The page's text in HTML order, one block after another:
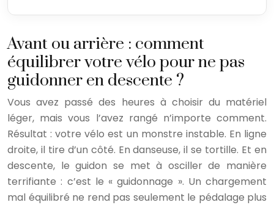
Avant ou arrière : comment
équilibrer votre vélo pour ne pas
guidonner en descente ?
Vous avez passé des heures à choisir du matériel
léger, mais vous l’avez rangé n’importe comment.
Résultat : votre vélo est un monstre instable. En ligne
droite, il tire d’un côté. En danseuse, il se tortille. Et en
descente, le guidon se met à osciller de manière
terrifiante : c’est le « guidonnage ». Un chargement
mal équilibré ne rend pas seulement le pédalage plus